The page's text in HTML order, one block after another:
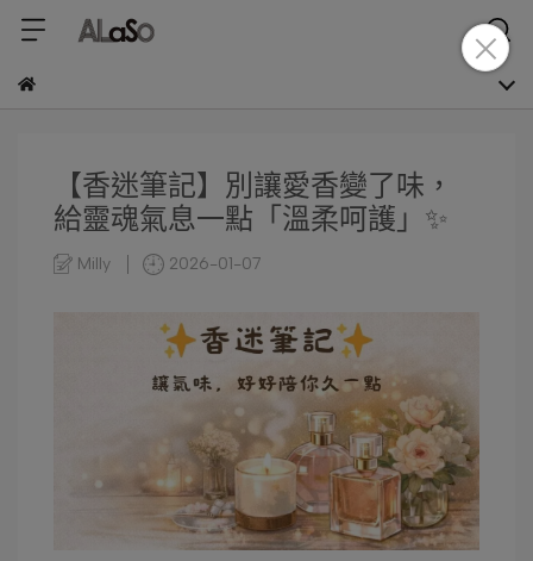
【香迷筆記】別讓愛香變了味，
給靈魂氣息一點「溫柔呵護」✨
Milly 2026-01-07